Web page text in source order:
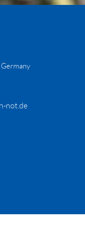
not.de